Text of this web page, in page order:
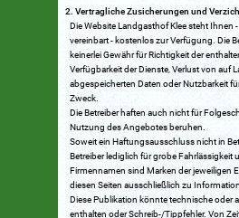
Vertragliche Zusicherungen und
Die Website Landgasthof Klee steht Ihnen
vereinbart - kostenlos zur Verfügung. Die
keinerlei Gewähr für Richtigkeit der
Verfügbarkeit der Dienste, Verlust von auf
abgespeicherten Daten oder Nutzbarkeit
Zweck.
Die Betreiber haften auch nicht für
Nutzung des Angebotes beruhen.
Soweit ein Haftungsausschluss nicht in
Betreiber lediglich für grobe Fahrlässigkeit
Firmennamen sind Marken der jeweiligen
diesen Seiten ausschließlich zu
Diese Publikation könnte technische oder
enthalten oder Schreib-/Tippfehler. Von